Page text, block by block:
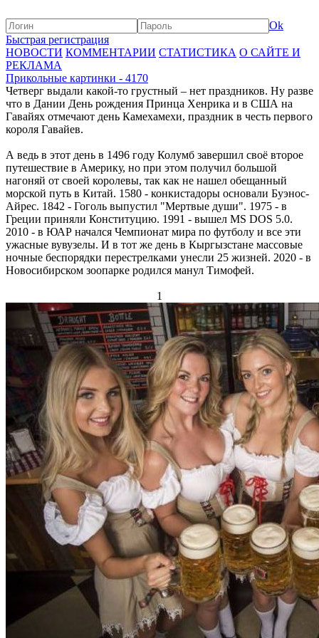
Ok
Быстрая регистрация
НОВОСТИ КОММЕНТАРИИ СТАТИСТИКА О САЙТЕ И
РЕКЛАМА
Прикольные картинки - 4170
Четверг выдали какой-то грустный – нет праздников. Ну разве
что в Дании День рождения Принца Хенрика и в США на
Гавайях отмечают день Камехамехи, праздник в честь первого
короля Гавайев.
А ведь в этот день в 1496 году Колумб завершил своё второе
путешествие в Америку, но при этом получил большой
нагоняй от своей королевы, так как не нашел обещанный
морской путь в Китай. 1580 - конкистадоры основали Буэнос-
Айрес. 1842 - Гоголь выпустил "Мертвые души". 1975 - в
Греции приняли Конституцию. 1991 - вышел MS DOS 5.0.
2010 - в ЮАР начался Чемпионат мира по футболу и все эти
ужасные вувузелы. И в тот же день в Кыргызстане массовые
ночные беспорядки перестрелками унесли 25 жизней. 2020 - в
Новосибирском зоопарке родился манул Тимофей.
1